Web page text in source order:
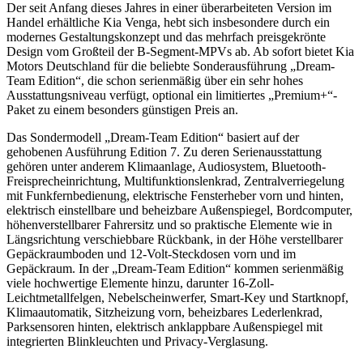
Der seit Anfang dieses Jahres in einer überarbeiteten Version im
Handel erhältliche Kia Venga, hebt sich insbesondere durch ein
modernes Gestaltungskonzept und das mehrfach preisgekrönte
Design vom Großteil der B-Segment-MPVs ab. Ab sofort bietet Kia
Motors Deutschland für die beliebte Sonderausführung „Dream-
Team Edition“, die schon serienmäßig über ein sehr hohes
Ausstattungsniveau verfügt, optional ein limitiertes „Premium+“-
Paket zu einem besonders günstigen Preis an.
Das Sondermodell „Dream-Team Edition“ basiert auf der
gehobenen Ausführung Edition 7. Zu deren Serienausstattung
gehören unter anderem Klimaanlage, Audiosystem, Bluetooth-
Freisprecheinrichtung, Multifunktionslenkrad, Zentralverriegelung
mit Funkfernbedienung, elektrische Fensterheber vorn und hinten,
elektrisch einstellbare und beheizbare Außenspiegel, Bordcomputer,
höhenverstellbarer Fahrersitz und so praktische Elemente wie in
Längsrichtung verschiebbare Rückbank, in der Höhe verstellbarer
Gepäckraumboden und 12-Volt-Steckdosen vorn und im
Gepäckraum. In der „Dream-Team Edition“ kommen serienmäßig
viele hochwertige Elemente hinzu, darunter 16-Zoll-
Leichtmetallfelgen, Nebelscheinwerfer, Smart-Key und Startknopf,
Klimaautomatik, Sitzheizung vorn, beheizbares Lederlenkrad,
Parksensoren hinten, elektrisch anklappbare Außenspiegel mit
integrierten Blinkleuchten und Privacy-Verglasung.